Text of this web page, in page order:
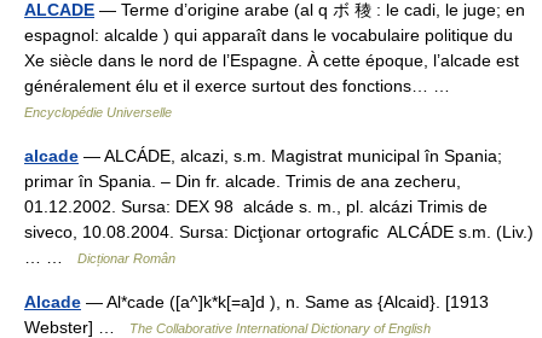
ALCADE — Terme d’origine arabe (al q ボ 稜 : le cadi, le juge; en
espagnol: alcalde ) qui apparaît dans le vocabulaire politique du
Xe siècle dans le nord de l’Espagne. À cette époque, l’alcade est
généralement élu et il exerce surtout des fonctions… …
Encyclopédie Universelle
alcade — ALCÁDE, alcazi, s.m. Magistrat municipal în Spania;
primar în Spania. – Din fr. alcade. Trimis de ana zecheru,
01.12.2002. Sursa: DEX 98 alcáde s. m., pl. alcázi Trimis de
siveco, 10.08.2004. Sursa: Dicţionar ortografic ALCÁDE s.m. (Liv.)
Dicționar Român
Alcade — Al*cade ([a^]k*k[=a]d ), n. Same as {Alcaid}. [1913
Webster] …
The Collaborative International Dictionary of English